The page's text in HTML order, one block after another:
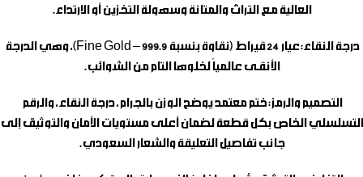
العالية مع التراث والمتانة وسهولة التخزين أو الارتداء.
درجة النقاء:
عيار 24 قيراط (نقاوة بنسبة 999.9 – Fine Gold)، وهي الدرجة
الأنقـى عالمياً لخلوها التام من الشوائب.
التصميم والرمز:ختم معتمد يوضح الوزن بالجرام، درجة النقاء، والرقم
التسلسلي الخاص بكل قطعة لضمان أعلى مستويات الأمان والتوثيق إلى
جانب تفاصيل التعليقة والشعار السعودي.